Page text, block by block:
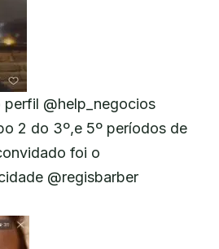
@help_negocios
2 do 3º,e 5º períodos de
foi o
@regisbarber